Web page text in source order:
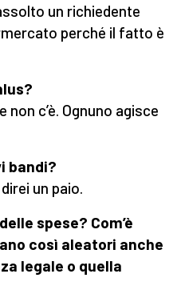
un richiedente
perché il fatto è
c’è. Ognuno agisce
bandi?
un paio.
spese? Com’è
così aleatori anche
legale o quella